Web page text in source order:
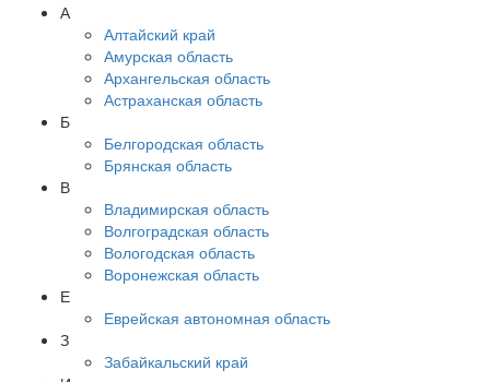
А
Алтайский край
Амурская область
Архангельская область
Астраханская область
Б
Белгородская область
Брянская область
В
Владимирская область
Волгоградская область
Вологодская область
Воронежская область
Е
Еврейская автономная область
З
Забайкальский край